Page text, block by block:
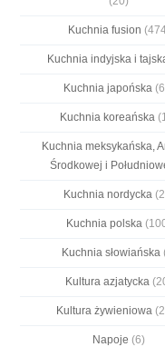
Kuchnia fusion
Kuchnia indyjska i
Kuchnia japońska
Kuchnia koreańska
Kuchnia meksykańska,
Środkowej i
Kuchnia nordycka
Kuchnia polska
Kuchnia słowiańska
Kultura azjatycka
Kultura żywieniowa
Napoje (6)